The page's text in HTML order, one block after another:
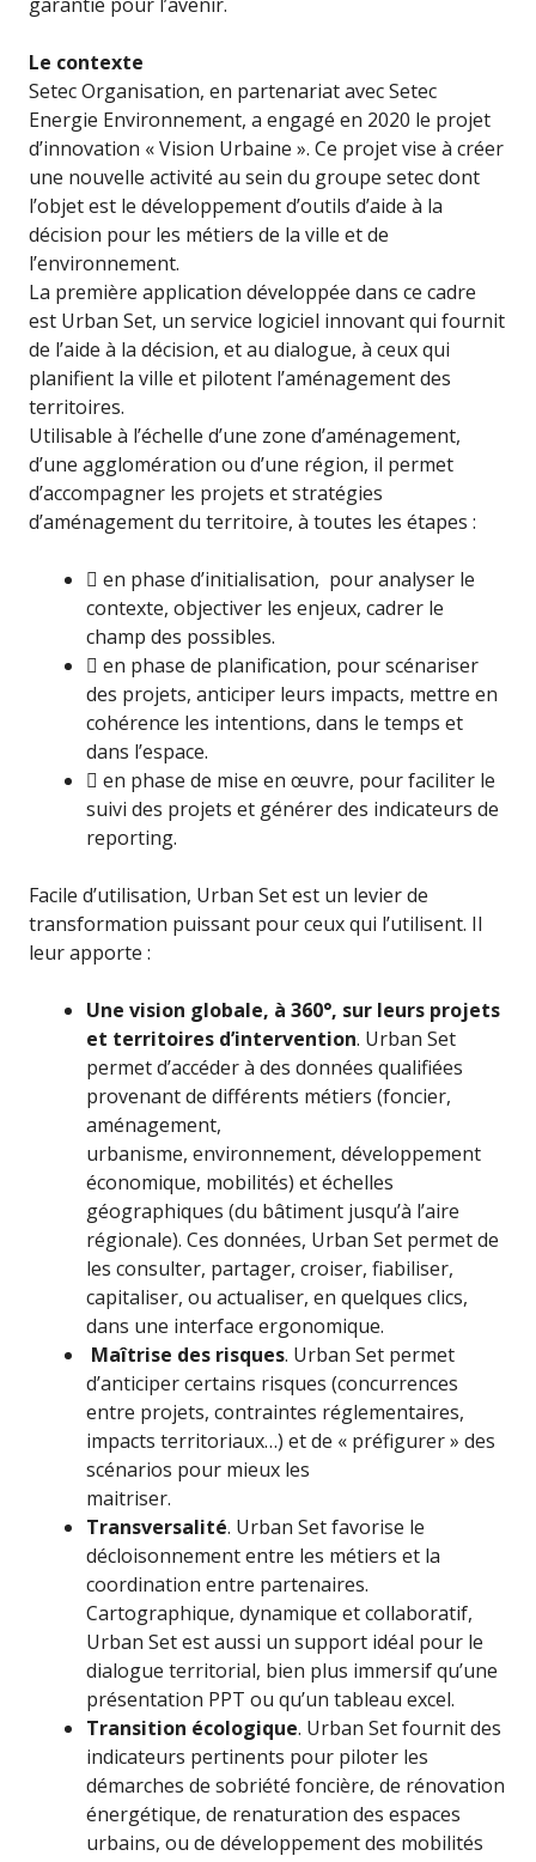
Le contexte
Setec Organisation, en partenariat avec Setec
Energie Environnement, a engagé en 2020 le projet
d’innovation « Vision Urbaine ». Ce projet vise à créer
une nouvelle activité au sein du groupe setec dont
l’objet est le développement d’outils d’aide à la
décision pour les métiers de la ville et de
l’environnement.
La première application développée dans ce cadre
est Urban Set, un service logiciel innovant qui fournit
de l’aide à la décision, et au dialogue, à ceux qui
planifient la ville et pilotent l’aménagement des
territoires.
Utilisable à l’échelle d’une zone d’aménagement,
d’une agglomération ou d’une région, il permet
d’accompagner les projets et stratégies
d’aménagement du territoire, à toutes les étapes :
 en phase d’initialisation, pour analyser le
contexte, objectiver les enjeux, cadrer le
champ des possibles.
 en phase de planification, pour scénariser
des projets, anticiper leurs impacts, mettre en
cohérence les intentions, dans le temps et
dans l’espace.
 en phase de mise en œuvre, pour faciliter le
suivi des projets et générer des indicateurs de
reporting.
Facile d’utilisation, Urban Set est un levier de
transformation puissant pour ceux qui l’utilisent. Il
leur apporte :
Une vision globale, à 360°, sur leurs projets
et territoires d’intervention. Urban Set
permet d’accéder à des données qualifiées
provenant de différents métiers (foncier,
aménagement,
urbanisme, environnement, développement
économique, mobilités) et échelles
géographiques (du bâtiment jusqu’à l’aire
régionale). Ces données, Urban Set permet de
les consulter, partager, croiser, fiabiliser,
capitaliser, ou actualiser, en quelques clics,
dans une interface ergonomique.
Maîtrise des risques. Urban Set permet
d’anticiper certains risques (concurrences
entre projets, contraintes réglementaires,
impacts territoriaux…) et de « préfigurer » des
scénarios pour mieux les
maitriser.
Transversalité. Urban Set favorise le
décloisonnement entre les métiers et la
coordination entre partenaires.
Cartographique, dynamique et collaboratif,
Urban Set est aussi un support idéal pour le
dialogue territorial, bien plus immersif qu’une
présentation PPT ou qu’un tableau excel.
Transition écologique. Urban Set fournit des
indicateurs pertinents pour piloter les
démarches de sobriété foncière, de rénovation
énergétique, de renaturation des espaces
urbains, ou de développement des mobilités